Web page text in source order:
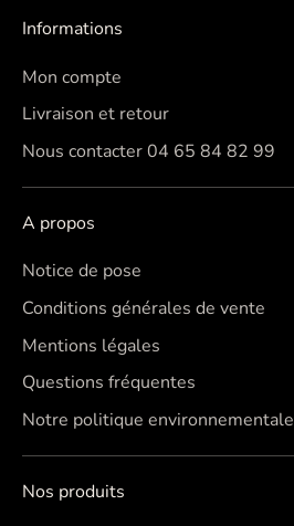
Informations
Mon compte
Livraison et retour
Nous contacter 04 65 84 82 99
A propos
Notice de pose
Conditions générales de vente
Mentions légales
Questions fréquentes
Notre politique environnementale
Nos produits